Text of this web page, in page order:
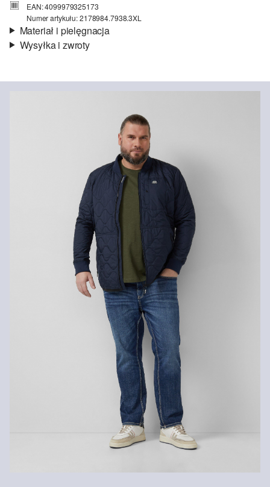
EAN: 4099979325173
Numer artykułu: 2178984.7938.3XL
Materiał i pielęgnacja
Nie wybielać/nie chlorować
Pranie delikatne 30°C
Nie czyścić chemicznie
Prasować w średniej temperaturze
Suszyć w niskiej temperaturze
Wysyłka i zwroty
Czas dostawy jest wyświetlany podczas procesu zamówienia (kroki
Koszt wysyłki wynosi 15 zł (opłata ryczałtowa).
Zwrot produktów możliwy jest w ciągu 14 dni.